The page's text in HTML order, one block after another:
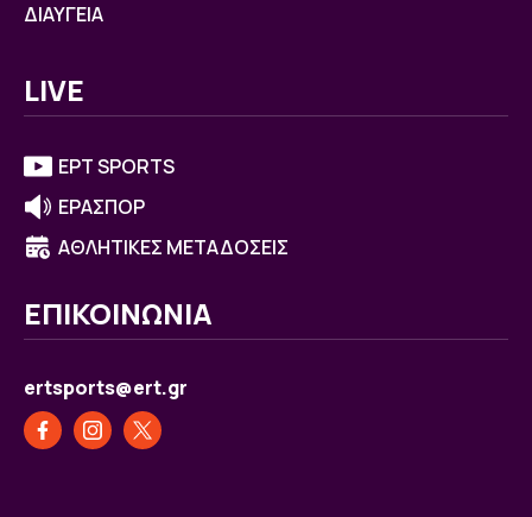
ΔΙΑΥΓΕΙΑ
LIVE
ΕΡΤ SPORTS
ΕΡΑΣΠΟΡ
ΑΘΛΗΤΙΚΕΣ ΜΕΤΑΔΟΣΕΙΣ
ΕΠΙΚΟΙΝΩΝΙΑ
ertsports@ert.gr